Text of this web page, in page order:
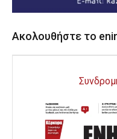
Ακολουθήστε το